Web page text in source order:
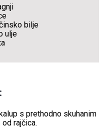
bilje
ulje
s prethodno skuhanim
rajčica.